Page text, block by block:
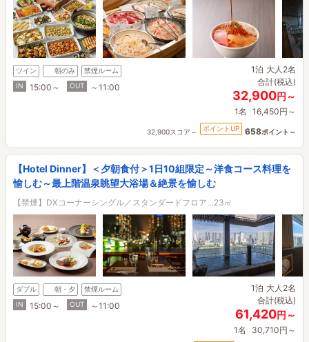
ツイン 朝のみ
禁煙ルーム
IN
15:00～ OUT ～11:00
1泊 大人2名
合計(税込)
32,900円～
1名 16,450円～
32,900スコア～ ポイントUP 658ポイント～
【Hotel Dinner】＜夕朝食付＞1日10組限定～洋食コース料理を
愉しむ～最上階温泉眺望大浴場＆絶景を愉しむ
【禁煙】DXコーナーシングル／スタンダードフロア…23㎡
ダブル 朝・夕
禁煙ルーム
IN
15:00～ OUT ～11:00
1泊 大人2名
合計(税込)
61,420円～
1名 30,710円～